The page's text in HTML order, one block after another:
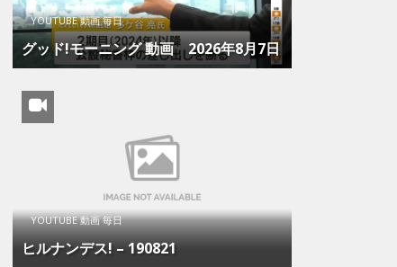
YOUTUBE 動画 毎日
グッド!モーニング 動画 2026年8月7日
YOUTUBE 動画 毎日
ヒルナンデス! – 190821